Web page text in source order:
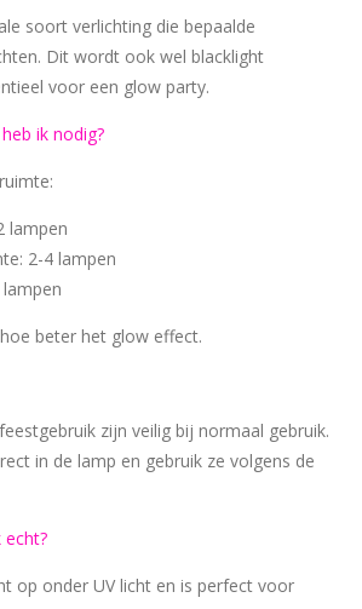
soort verlichting die bepaalde
Dit wordt ook wel blacklight
voor een glow party.
ik nodig?
lampen
2-4 lampen
beter het glow effect.
zijn veilig bij normaal gebruik.
in de lamp en gebruik ze volgens de
op onder UV licht en is perfect voor